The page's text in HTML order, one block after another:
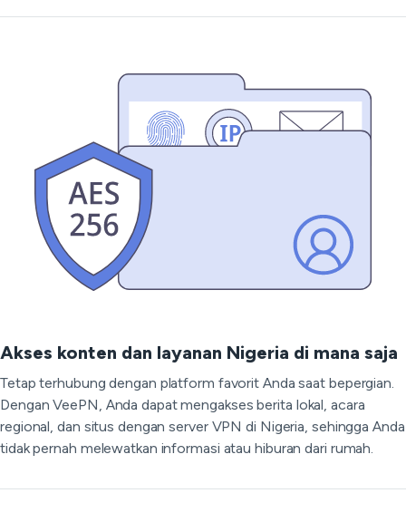
Akses konten dan layanan Nigeria di mana saja
Tetap terhubung dengan platform favorit Anda saat bepergian.
Dengan VeePN, Anda dapat mengakses berita lokal, acara
regional, dan situs dengan server VPN di Nigeria, sehingga Anda
tidak pernah melewatkan informasi atau hiburan dari rumah.